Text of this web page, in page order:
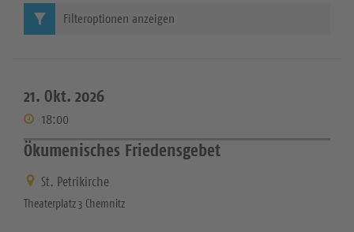
21. Okt. 2026
18:00
Ökumenisches Friedensgebet
St. Petrikirche
Theaterplatz 3 Chemnitz
Filteroptionen anzeigen